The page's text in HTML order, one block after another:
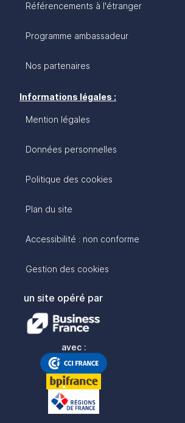
Référencements à l'étranger
Programme ambassadeur
Nos partenaires
Informations légales :
Mention légales
Données personnelles
Politique des cookies
Plan du site
Accessibilité : non conforme
Gestion des cookies
un site opéré par
avec :